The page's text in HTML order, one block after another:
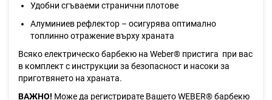
Удобни сгъваеми странични плотове
Алуминиев рефлектор – осигурява оптимално
топлинно отражение върху храната
Всяко електрическо барбекю на Weber® пристига при вас
в комплект с инструкции за безопасност и насоки за
приготвянето на храната.
ВАЖНО! Може да регистрирате Вашето WEBER® барбекю